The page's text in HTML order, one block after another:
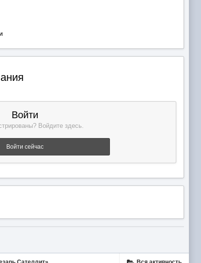
Войти
Войдите здесь.
Войти сейчас